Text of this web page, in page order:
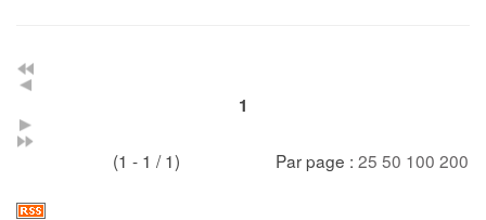
1
(1 - 1 / 1) Par page : 25 50 100 200